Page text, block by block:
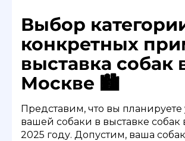
Выбор
конкретных
выставка собак
Москве 🏙️
Представим, что вы планируете
вашей собаки в выставке собак
2025 году. Допустим, ваша